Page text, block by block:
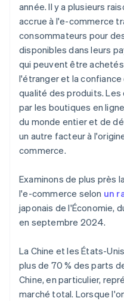
année. Il y a plusieurs
accrue à l'e-commerce
consommateurs pour
disponibles dans leurs
qui peuvent être
l'étranger et la
qualité des produits.
par les boutiques en
du monde entier et de
un autre facteur à
commerce.
Examinons de plus près
l'e-commerce selon un
japonais de l'Économie,
en septembre 2024.
La Chine et les États-
plus de 70 % des parts
Chine, en particulier,
marché total. Lorsque